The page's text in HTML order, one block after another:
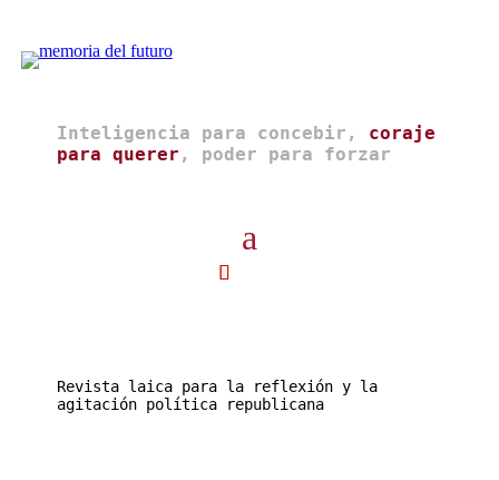
Inteligencia para concebir, coraje
para querer , poder para forzar
Revista laica para la reflexión y la
agitación política republicana